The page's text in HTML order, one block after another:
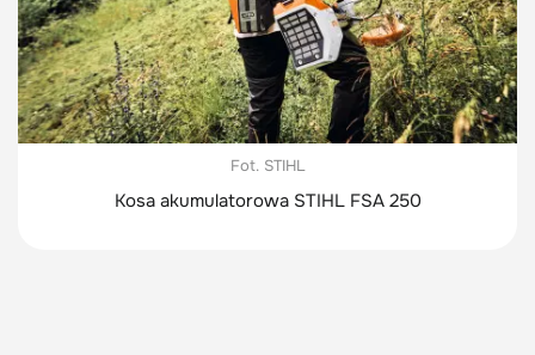
Fot. STIHL
Kosa akumulatorowa STIHL FSA 250